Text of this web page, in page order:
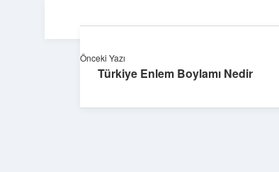
Önceki Yazı
Türkiye Enlem Boylamı Nedir